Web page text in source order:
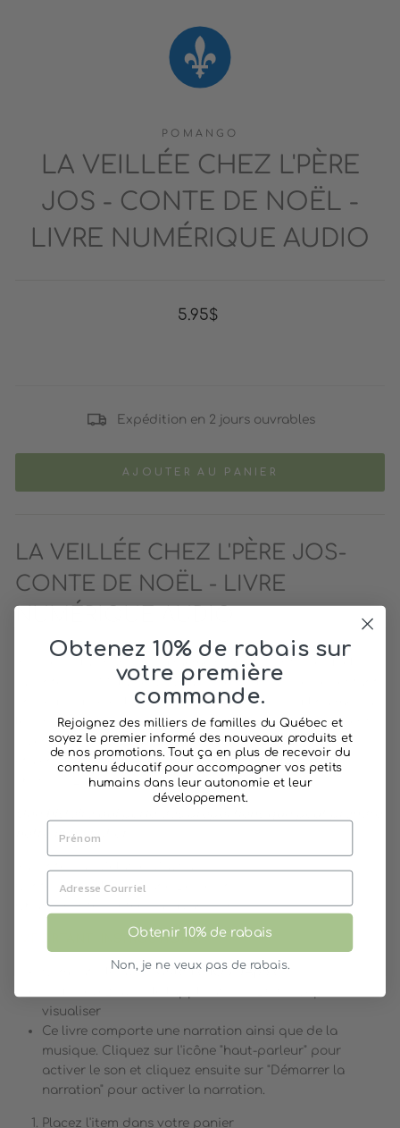
POMANGO
LA VEILLÉE CHEZ L'PÈRE
JOS - CONTE DE NOËL -
LIVRE NUMÉRIQUE AUDIO
Prix
5.95$
Expédition en 2 jours ouvrables
AJOUTER AU PANIER
LA VEILLÉE CHEZ L'PÈRE JOS-
CONTE DE NOËL - LIVRE
Inspiré de la chanson du même nom, ce conte de Noël
raconter par Mélanie Maynard, décrit l'histoire des enfants
on peur du père Jos car ils sont persuadés qu'il n'aime pas
les enfants et qu'il est un sorcier, car lorsque leurs parents
revenaient de ces veillées, ils étaient tout dépeignés et
étaient presque incapables de marcher. Suivi de la
La veillée chez l'père Jos
notre imagination
Raconté par Mélanie Maynard
Conte original de Roxane Bergeron
Chanson interprétée par Yvan Pion
IMPORTANT- INSTRUCTIONS:
Compatible avec système IOS d'Apple
visualiser
Ce livre comporte une narration ainsi que de la
musique. Cliquez sur l'icône "haut-parleur" pour
activer le son et cliquez ensuite sur "Démarrer la
narration" pour activer la narration.
Placez l'item dans votre panier
Obtenez 10% de rabais sur
votre première
commande.
Rejoignez des milliers de familles du Québec et
soyez le premier informé des nouveaux produits et
de nos promotions. Tout ça en plus de recevoir du
contenu éducatif pour accompagner vos petits
humains dans leur autonomie et leur
développement.
Obtenir 10% de rabais
Non, je ne veux pas de rabais.